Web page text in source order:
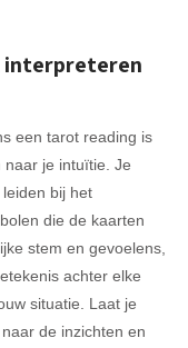
interpreteren
een tarot reading is
naar je intuïtie. Je
bij het
die de kaarten
stem en gevoelens,
achter elke
situatie. Laat je
de inzichten en